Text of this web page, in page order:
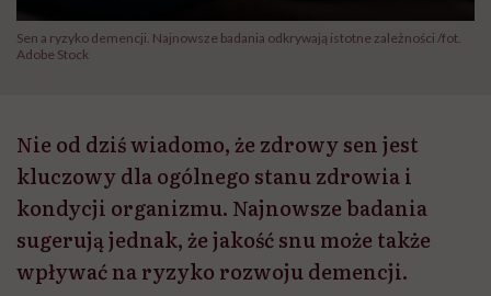
Sen a ryzyko demencji. Najnowsze badania odkrywają istotne zależności /fot.
Adobe Stock
Nie od dziś wiadomo, że zdrowy sen jest
kluczowy dla ogólnego stanu zdrowia i
kondycji organizmu. Najnowsze badania
sugerują jednak, że jakość snu może także
wpływać na ryzyko rozwoju demencji.